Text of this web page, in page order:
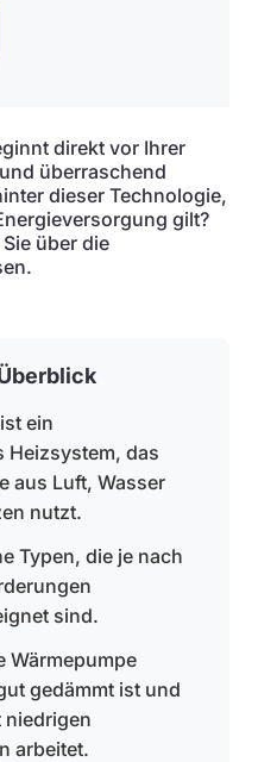
direkt vor Ihrer
überraschend
dieser Technologie,
gilt?
über die
ein
Heizsystem, das
aus Luft, Wasser
nutzt.
Typen, die je nach
sind.
Wärmepumpe
gedämmt ist und
niedrigen
arbeitet.